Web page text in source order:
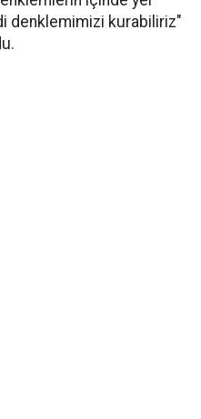
denklemimizi kurabiliriz"